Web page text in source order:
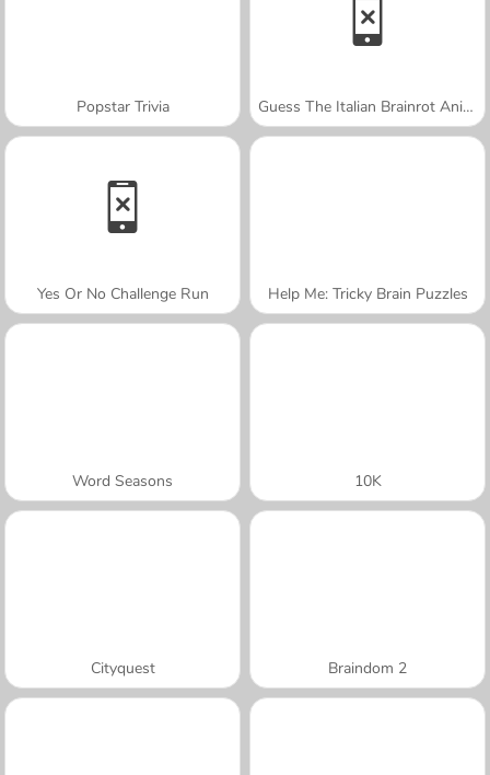
Popstar Trivia Guess The Italian Brainrot Animals
Yes Or No Challenge Run Help Me: Tricky Brain Puzzles
Word Seasons 10K
Cityquest Braindom 2